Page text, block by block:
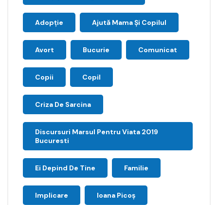
Adopție Ajută Mama Și Copilul
Avort Bucurie Comunicat
Copii Copil
Criza De Sarcina
Discursuri Marsul Pentru Viata 2019
Bucuresti
Ei Depind De Tine Familie
Implicare Ioana Picoş